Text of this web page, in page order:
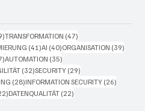
59 Beiträge
TRANSFORMATION (47)
(41)41 Beiträge
AI (40)40 Beiträge
ORGANISATION (39)
37 Beiträge
AUTOMATION (35)
(32)32 Beiträge
SECURITY (29)
(28)28 Beiträge
INFORMATION SECURITY (26)
22 Beiträge
DATENQUALITÄT (22)